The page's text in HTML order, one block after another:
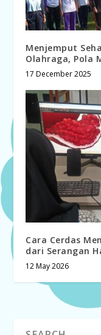
Menjemput
Olahraga, Pola
17 December 2025
Cara Cerdas
dari Serangan
12 May 2026